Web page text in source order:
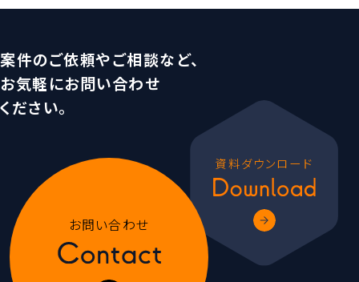
案件のご依頼やご相談など、
お気軽にお問い合わせ
ください。
お問い合わせ
資料ダウンロード